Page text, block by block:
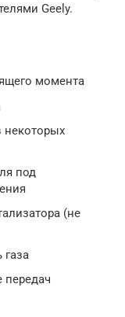
Geely.
момента
некоторых
под
(не
газа
передач